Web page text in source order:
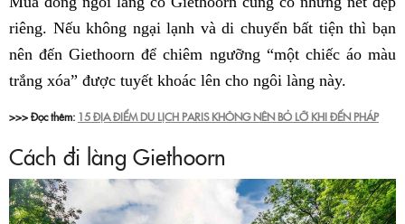
riêng. Nếu không ngại lạnh và di chuyển bất tiện thì bạn
nên đến Giethoorn để chiêm ngưỡng “một chiếc áo màu
trắng xóa” được tuyết khoác lên cho ngôi làng này.
>>> Đọc thêm: 15 ĐỊA ĐIỂM DU LỊCH PARIS KHÔNG NÊN BỎ LỠ KHI ĐẾN PHÁP
Cách đi làng Giethoorn